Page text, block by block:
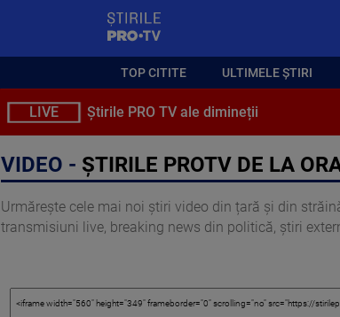
TOP CITITE ULTIMELE ȘTIRI
LIVE Știrile PRO TV ale dimineții
VIDEO - ȘTIRILE PROTV DE LA
Urmărește cele mai noi știri video din țară și din
transmisiuni live, breaking news din politică, știri